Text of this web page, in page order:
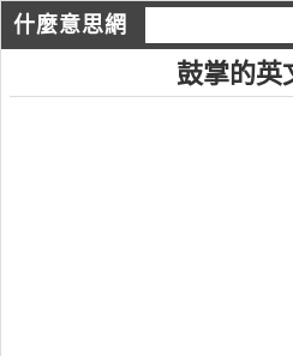
什麼意思網
鼓掌的英